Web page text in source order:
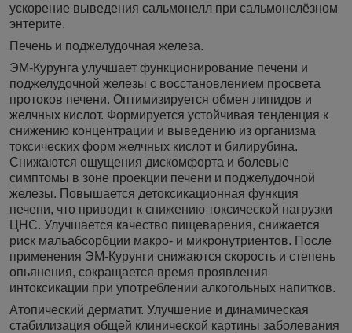
ускорение выведения сальмонелл при сальмонелёзном
энтерите.
Печень и поджелудочная железа.
ЭМ-Курунга улучшает функционирование печени и
поджелудочной железы с восстановлением просвета
протоков печени. Оптимизируется обмен липидов и
желчных кислот. Формируется устойчивая тенденция к
снижению концентрации и выведению из организма
токсических форм желчных кислот и билирубина.
Снижаются ощущения дискомфорта и болевые
симптомы в зоне проекции печени и поджелудочной
железы. Повышается детоксикационная функция
печени, что приводит к снижению токсической нагрузки
ЦНС. Улучшается качество пищеварения, снижается
риск мальабсорбции макро- и микронутриентов. После
применения ЭМ-Курунги снижаются скорость и степень
опьянения, сокращается время проявления
интоксикации при употреблении алкогольных напитков.
Атопический дерматит. Улучшение и динамическая
стабилизация общей клинической картины заболевания